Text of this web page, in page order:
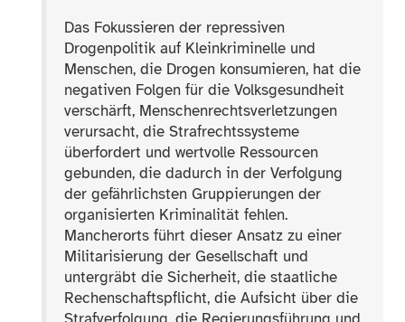
Das Fokussieren der repressiven
Drogenpolitik auf Kleinkriminelle und
Menschen, die Drogen konsumieren, hat die
negativen Folgen für die Volksgesundheit
verschärft, Menschenrechtsverletzungen
verursacht, die Strafrechtssysteme
überfordert und wertvolle Ressourcen
gebunden, die dadurch in der Verfolgung
der gefährlichsten Gruppierungen der
organisierten Kriminalität fehlen.
Mancherorts führt dieser Ansatz zu einer
Militarisierung der Gesellschaft und
untergräbt die Sicherheit, die staatliche
Rechenschaftspflicht, die Aufsicht über die